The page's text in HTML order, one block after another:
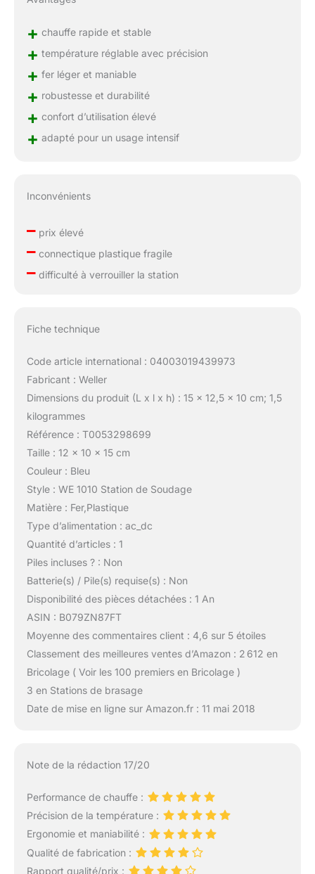
+ chauffe rapide et stable
+ température réglable avec précision
+ fer léger et maniable
+ robustesse et durabilité
+ confort d’utilisation élevé
+ adapté pour un usage intensif
Inconvénients
–prix élevé
–connectique plastique fragile
–difficulté à verrouiller la station
Fiche technique
Code article international : 04003019439973
Fabricant : Weller
Dimensions du produit (L x l x h) : 15 x 12,5 x 10 cm; 1,5
kilogrammes
Référence : T0053298699
Taille : 12 x 10 x 15 cm
Couleur : Bleu
Style : WE 1010 Station de Soudage
Matière : Fer,Plastique
Type d’alimentation : ac_dc
Quantité d’articles : 1
Piles incluses ? : Non
Batterie(s) / Pile(s) requise(s) : Non
Disponibilité des pièces détachées : 1 An
ASIN : B079ZN87FT
Moyenne des commentaires client : 4,6 sur 5 étoiles
Classement des meilleures ventes d’Amazon : 2 612 en
Bricolage ( Voir les 100 premiers en Bricolage )
3 en Stations de brasage
Date de mise en ligne sur Amazon.fr : 11 mai 2018
Note de la rédaction 17/20
Performance de chauffe :
Précision de la température :
Ergonomie et maniabilité :
Qualité de fabrication :
Rapport qualité/prix :